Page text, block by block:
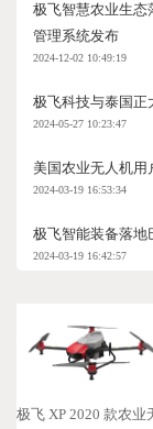
极飞智慧农业生态
管理系统发布
2024-12-02 10:49:19
极飞科技与泰国正
2024-05-27 10:23:47
美国农业无人机用
2024-03-19 16:53:34
极飞智能装备落地
2024-03-19 16:42:57
极飞 XP 2020 款农业